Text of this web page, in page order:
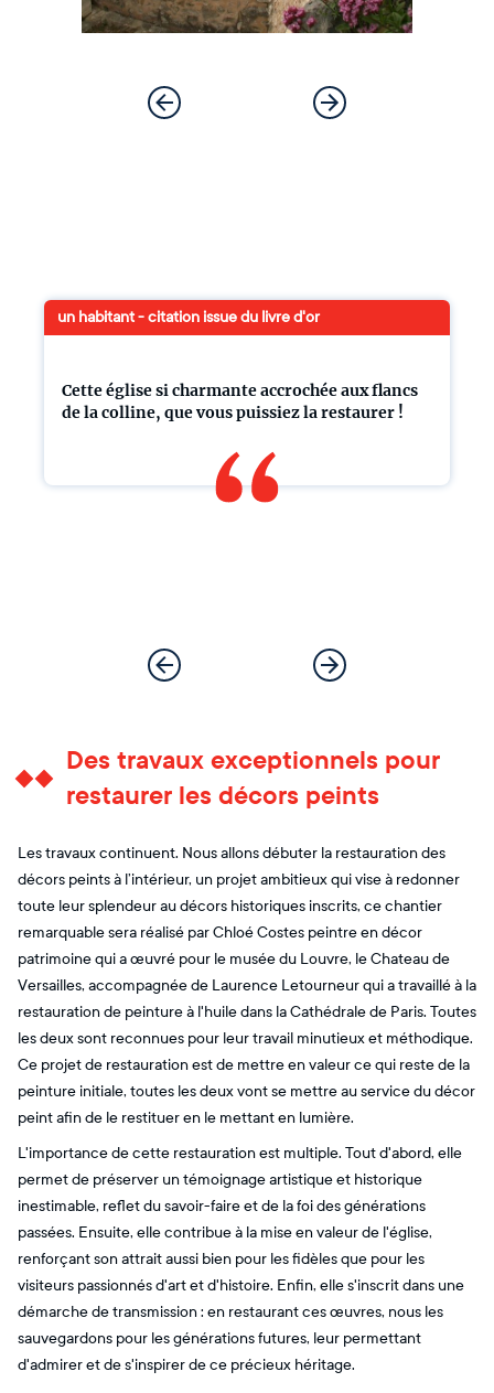
Cette église si charmante accrochée aux flancs
de la colline, que vous puissiez la restaurer !
un habitant - citation issue du livre d'or
Des travaux exceptionnels pour
restaurer les décors peints
Les travaux continuent. Nous allons débuter la restauration des
décors peints à l’intérieur, un projet ambitieux qui vise à redonner
toute leur splendeur au décors historiques inscrits, ce chantier
remarquable sera réalisé par Chloé Costes peintre en décor
patrimoine qui a œuvré pour le musée du Louvre, le Chateau de
Versailles, accompagnée de Laurence Letourneur qui a travaillé à la
restauration de peinture à l'huile dans la Cathédrale de Paris. Toutes
les deux sont reconnues pour leur travail minutieux et méthodique.
Ce projet de restauration est de mettre en valeur ce qui reste de la
peinture initiale, toutes les deux vont se mettre au service du décor
peint afin de le restituer en le mettant en lumière.
L'importance de cette restauration est multiple. Tout d'abord, elle
permet de préserver un témoignage artistique et historique
inestimable, reflet du savoir-faire et de la foi des générations
passées. Ensuite, elle contribue à la mise en valeur de l'église,
renforçant son attrait aussi bien pour les fidèles que pour les
visiteurs passionnés d'art et d'histoire. Enfin, elle s'inscrit dans une
démarche de transmission : en restaurant ces œuvres, nous les
sauvegardons pour les générations futures, leur permettant
d'admirer et de s'inspirer de ce précieux héritage.